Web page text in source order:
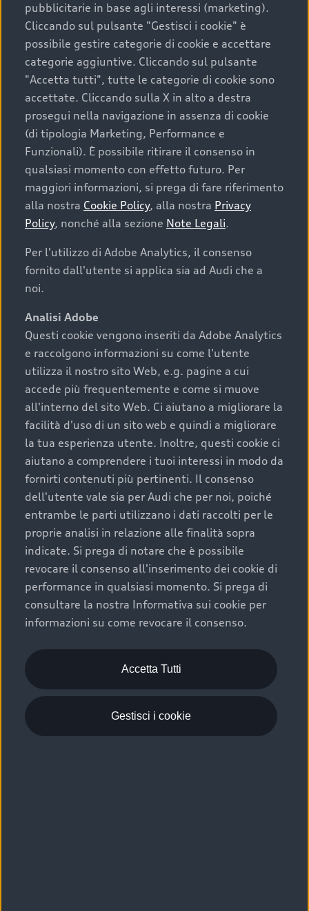
Scegliere un’auto usata è una decisione che coniuga
convenienza, affidabilità e sostenibilità. Per fare un
acquisto sicuro, è essenziale considerare aspetti
determinanti come la garanzia inclusa e l’affidabilità del
marchio. Audi offre l’auto usata perfetta tramite Audi
Prima Scelta :plus
Cosa sapere prima di
acquistare la tua prossima
auto
I requisiti fondamentali da considerare prima di
acquistare un’auto usata, oltre al prezzo e all'aspetto,
chilometraggio: un valore contenuto corrisponde a
uno stato migliore del veicolo e a una maggiore
durata nel tempo;
cronologia dei tagliandi: una documentazione
completa della vettura certifica una manutenzione
costante e accurata;
condizioni della carrozzeria e degli interni: una
buona conservazione evidenzia cura e attenzione del
precedente proprietario;
efficienza meccanica: motore, trasmissione e
componenti principali in ottimo stato garantiscono
prestazioni affidabili e sicure.
Acquistare un’auto usata in una Concessionaria ufficiale
Audi che offre l’usato garantito tramite Audi Prima
Scelta :plus, significa affidarsi ad un prodotto che viene
sottoposto a 110 controlli approfonditi e coperto da
garanzia fino a 4 anni per una maggiore tutela del tuo
acquisto.
pubblicitarie in base agli interessi (marketing).
Cliccando sul pulsante "Gestisci i cookie" è
possibile gestire categorie di cookie e accettare
categorie aggiuntive. Cliccando sul pulsante
"Accetta tutti", tutte le categorie di cookie sono
accettate. Cliccando sulla X in alto a destra
prosegui nella navigazione in assenza di cookie
(di tipologia Marketing, Performance e
Funzionali). È possibile ritirare il consenso in
qualsiasi momento con effetto futuro. Per
maggiori informazioni, si prega di fare riferimento
alla nostra Cookie Policy, alla nostra Privacy
Policy, nonché alla sezione Note Legali.
Per l'utilizzo di Adobe Analytics, il consenso
fornito dall'utente si applica sia ad Audi che a
noi.
Analisi Adobe
Questi cookie vengono inseriti da Adobe Analytics
e raccolgono informazioni su come l'utente
utilizza il nostro sito Web, e.g. pagine a cui
accede più frequentemente e come si muove
all'interno del sito Web. Ci aiutano a migliorare la
facilità d'uso di un sito web e quindi a migliorare
la tua esperienza utente. Inoltre, questi cookie ci
aiutano a comprendere i tuoi interessi in modo da
fornirti contenuti più pertinenti. Il consenso
dell'utente vale sia per Audi che per noi, poiché
entrambe le parti utilizzano i dati raccolti per le
proprie analisi in relazione alle finalità sopra
indicate. Si prega di notare che è possibile
revocare il consenso all'inserimento dei cookie di
performance in qualsiasi momento. Si prega di
consultare la nostra Informativa sui cookie per
informazioni su come revocare il consenso.
Accetta Tutti
Gestisci i cookie